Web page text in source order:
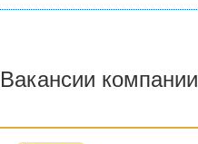
Вакансии компании